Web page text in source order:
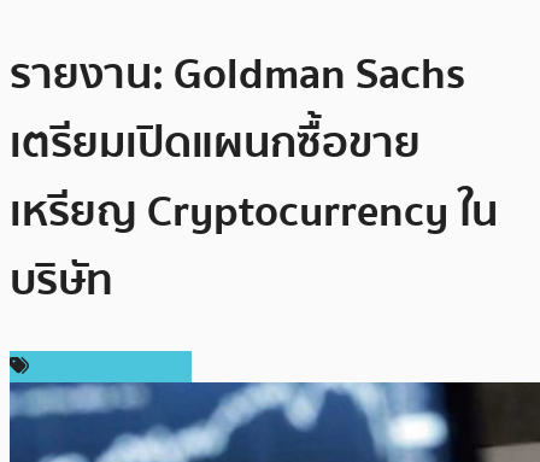
รายงาน: Goldman Sachs
เตรียมเปิดแผนกซื้อขาย
เหรียญ Cryptocurrency ใน
บริษัท